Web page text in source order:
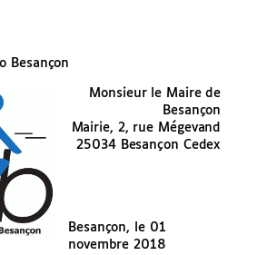
Besançon
Monsieur le Maire de
Besançon
Mairie, 2, rue Mégevand
25034 Besançon Cedex
Besançon, le 01
novembre 2018